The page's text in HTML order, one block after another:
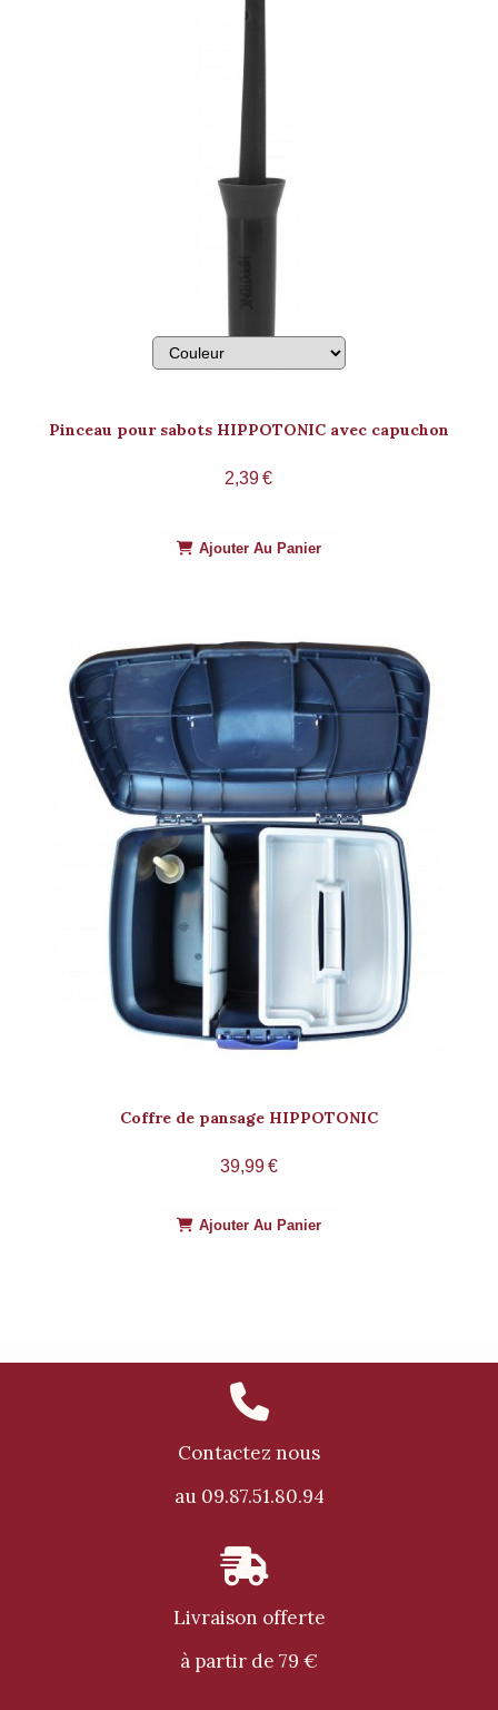
Pinceau pour sabots HIPPOTONIC avec capuchon
2,39€
Ajouter Au Panier
Coffre de pansage HIPPOTONIC
39,99€
Ajouter Au Panier

Contactez nous
au 09.87.51.80.94

Livraison offerte
à partir de 79 €